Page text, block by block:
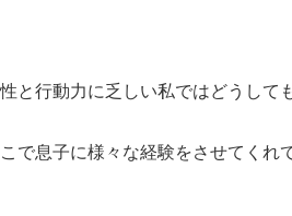
と行動力に乏しい私ではどうして
で息子に様々な経験をさせてくれ